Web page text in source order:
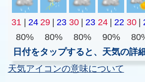
31 | 24 29 | 23 30 | 23 24 | 22 30 |
80%
80% 80% 90%
日付をタップすると、天気の詳
天気アイコンの意味について